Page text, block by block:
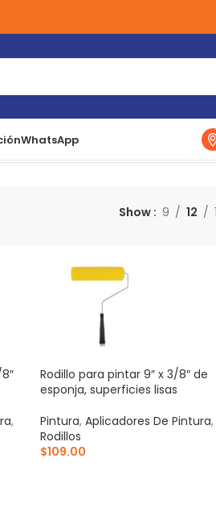
WhatsApp
Show 9 12
,
Rodillo para pintar 9″ x 3/8″ de
esponja, superficies lisas
Pintura, Aplicadores De Pintura,
Rodillos
$109.00